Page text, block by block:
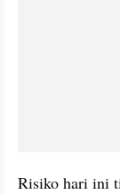
Risiko hari ini